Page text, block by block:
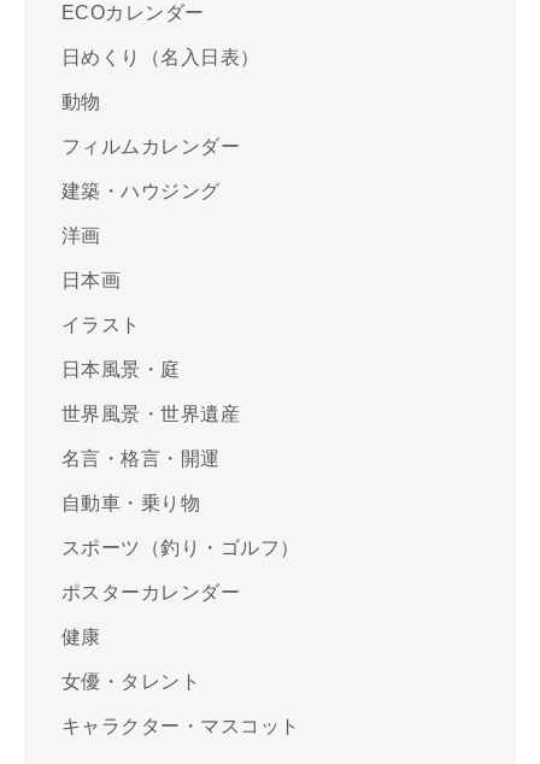
ECOカレンダー
日めくり（名入日表）
動物
フィルムカレンダー
建築・ハウジング
洋画
日本画
イラスト
日本風景・庭
世界風景・世界遺産
名言・格言・開運
自動車・乗り物
スポーツ（釣り・ゴルフ）
ポスターカレンダー
健康
女優・タレント
キャラクター・マスコット